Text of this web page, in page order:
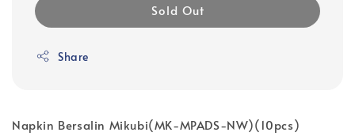
Sold Out
Share
Napkin Bersalin Mikubi(MK-MPADS-NW)(10pcs)